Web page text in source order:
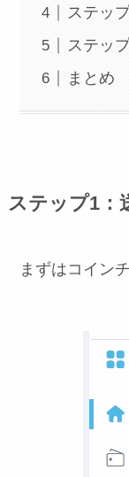
ステッ
ステッ
まとめ
ステップ1：
まずはコイン